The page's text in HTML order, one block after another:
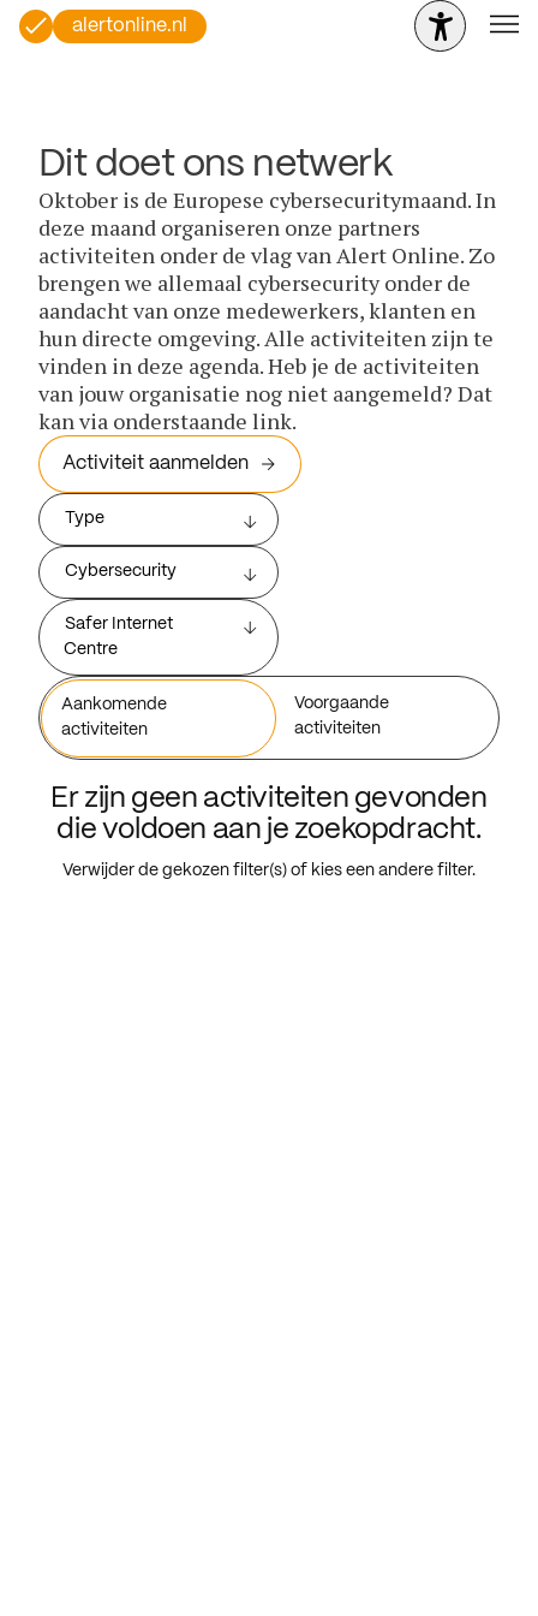
alertonline.nl
Dit doet ons netwerk
Oktober is de Europese cybersecuritymaand. In
deze maand organiseren onze partners
activiteiten onder de vlag van Alert Online. Zo
brengen we allemaal cybersecurity onder de
aandacht van onze medewerkers, klanten en
hun directe omgeving. Alle activiteiten zijn te
vinden in deze agenda. Heb je de activiteiten
van jouw organisatie nog niet aangemeld? Dat
kan via onderstaande link.
Activiteit aanmelden
Type
Cybersecurity
Safer Internet
Centre
Aankomende
activiteiten
Voorgaande
activiteiten
Er zijn geen activiteiten gevonden
die voldoen aan je zoekopdracht.
Verwijder de gekozen filter(s) of kies een andere filter.